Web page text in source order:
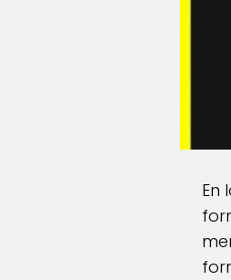
En